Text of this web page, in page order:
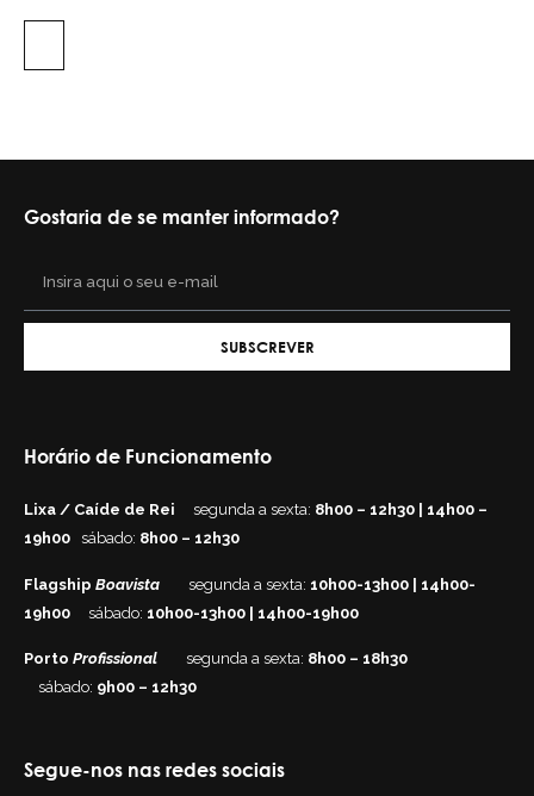
Gostaria de se manter informado?
SUBSCREVER
Horário de Funcionamento
Lixa / Caíde de Rei segunda a sexta: 8h00 – 12h30 | 14h00 –
19h00 sábado: 8h00 – 12h30
Flagship Boavista segunda a sexta: 10h00-13h00 | 14h00-
19h00
sábado: 10h00-13h00 | 14h00-19h00
Porto Profissional segunda a sexta: 8h00 – 18h30
sábado: 9h00 – 12h30
Segue-nos nas redes sociais